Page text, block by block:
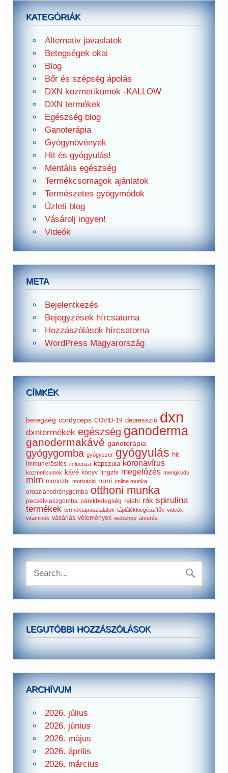
KATEGÓRIÁK
Alternativ javaslatok
Betegségek okai
Blog
Bőr és szépség ápolás
DXN kozmetikumok -KALLOW
DXN termékek
Egészség blog
Ganoterápia
Gyógynövények
Hit és gyógyulás!
Mentális egészség
Termékcsomagok ajánlatok
Természetes gyógymódok
Üzleti blog
Vásárolj ingyen!
Videók
META
Bejelentkezés
Bejegyzések hírcsatorna
Hozzászólások hírcsatorna
WordPress Magyarország
CÍMKÉK
betegség cordyceps COVID-19 depresszió dxn
dxntermékek egészség ganoderma
ganodermakávé ganoterápia
gyógygomba gyógyszer gyógyulás hit
immunerősítés influenza kapszula koronavírus
kozmetikumok kávé könyv lingzhi megelőzés mengkudu
mlm morinzhi motiváció noni online munka
oroszlánsörénygomba otthoni munka
pecsétviaszgomba pánikbetegség reishi rák spirulina
termékek terméktapasztalatok táplálékkiegészítők videók
vitaminok vásárlás vélemények webshop átverés
LEGUTÓBBI HOZZÁSZÓLÁSOK
ARCHÍVUM
2026. július
2026. június
2026. május
2026. április
2026. március